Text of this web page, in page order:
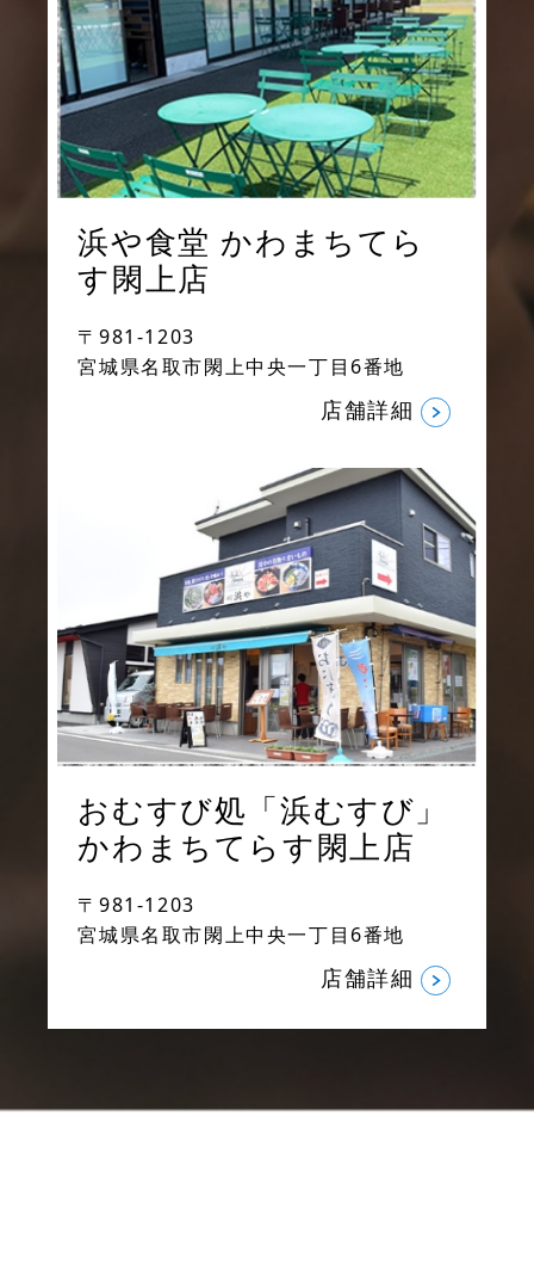
浜や食堂 かわまちてら
す閖上店
〒981-1203
宮城県名取市閖上中央一丁目6番地
店舗詳細
おむすび処「浜むすび」
かわまちてらす閖上店
〒981-1203
宮城県名取市閖上中央一丁目6番地
店舗詳細